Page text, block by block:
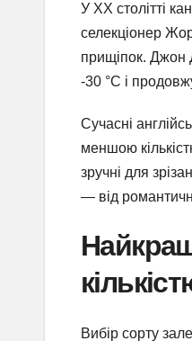
У XX столітті
селекціонер
прищіпок. Джон
-30 °C і
Сучасні
меншою
зручні для
— від
Вибір сорту